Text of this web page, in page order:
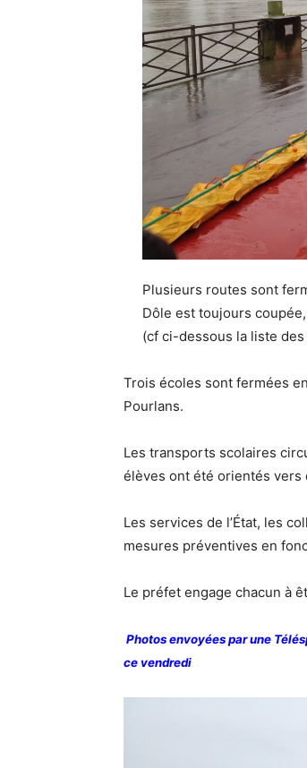
Plusieurs routes sont
Dôle est toujours
(cf ci-dessous la liste
Trois écoles sont fermées
Pourlans.
Les transports scolaires
élèves ont été orientés vers
Les services de l’État, les
mesures préventives en
Le préfet engage chacun à
Photos envoyées par une
ce vendredi